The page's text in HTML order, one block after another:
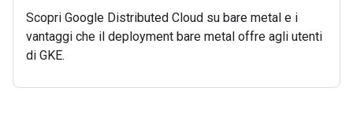
Scopri Google Distributed Cloud su bare metal e i
vantaggi che il deployment bare metal offre agli utenti
di GKE.